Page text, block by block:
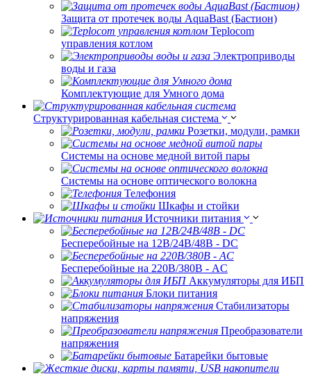
Защита от протечек воды AquaBast (Бастион)
Teplocom
управления котлом
Электроприводы
воды и газа
Комплектующие для Умного дома
Структурированная кабельная система
Розетки, модули, рамки
Системы на основе медной витой пары
Системы на основе оптического волокна
Телефония
Шкафы и стойки
Источники питания
Бесперебойные на 12В/24В/48В - DC
Бесперебойные на 220В/380В - AC
Аккумуляторы для ИБП
Блоки питания
Стабилизаторы
напряжения
Преобразователи
напряжения
Батарейки бытовые